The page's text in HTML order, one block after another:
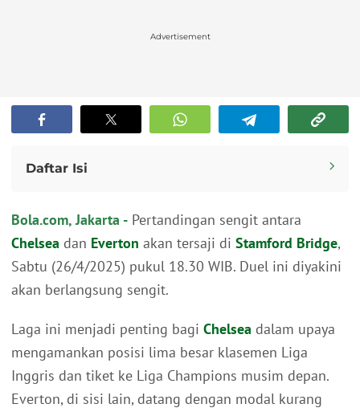
Advertisement
Daftar Isi
Menjelang Laga ke-50 Enzo Maresca di Chelsea
Rekor Tak Terkalahkan Chelsea di Kandang
Perburuan Tiket Liga Champions
Kondisi Cedera dan Sanksi Pemain
Persaingan di Premier League
Bola.com, Jakarta - Pertandingan sengit antara
Chelsea dan Everton akan tersaji di Stamford Bridge,
Sabtu (26/4/2025) pukul 18.30 WIB. Duel ini diyakini
akan berlangsung sengit.
Laga ini menjadi penting bagi Chelsea dalam upaya
mengamankan posisi lima besar klasemen Liga
Inggris dan tiket ke Liga Champions musim depan.
Everton, di sisi lain, datang dengan modal kurang